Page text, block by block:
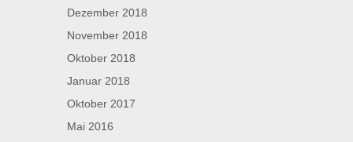
Dezember 2018
November 2018
Oktober 2018
Januar 2018
Oktober 2017
Mai 2016